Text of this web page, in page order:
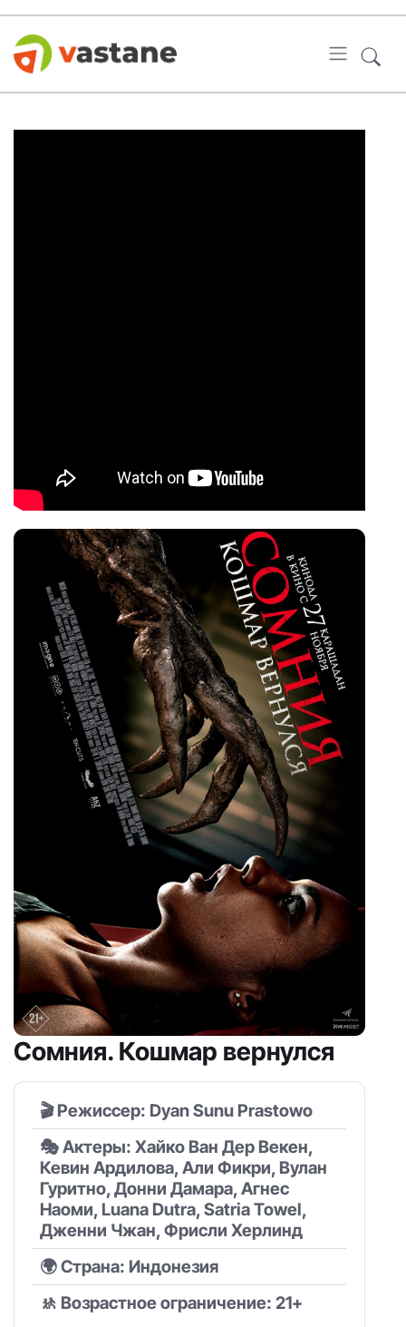
Сомния. Кошмар вернулся
🎬 Режиссер: Dyan Sunu Prastowo
🎭 Актеры: Хайко Ван Дер Векен,
Кевин Ардилова, Али Фикри, Вулан
Гуритно, Донни Дамара, Агнес
Наоми, Luana Dutra, Satria Towel,
Дженни Чжан, Фрисли Херлинд
🌍 Страна: Индонезия
🚸 Возрастное ограничение: 21+